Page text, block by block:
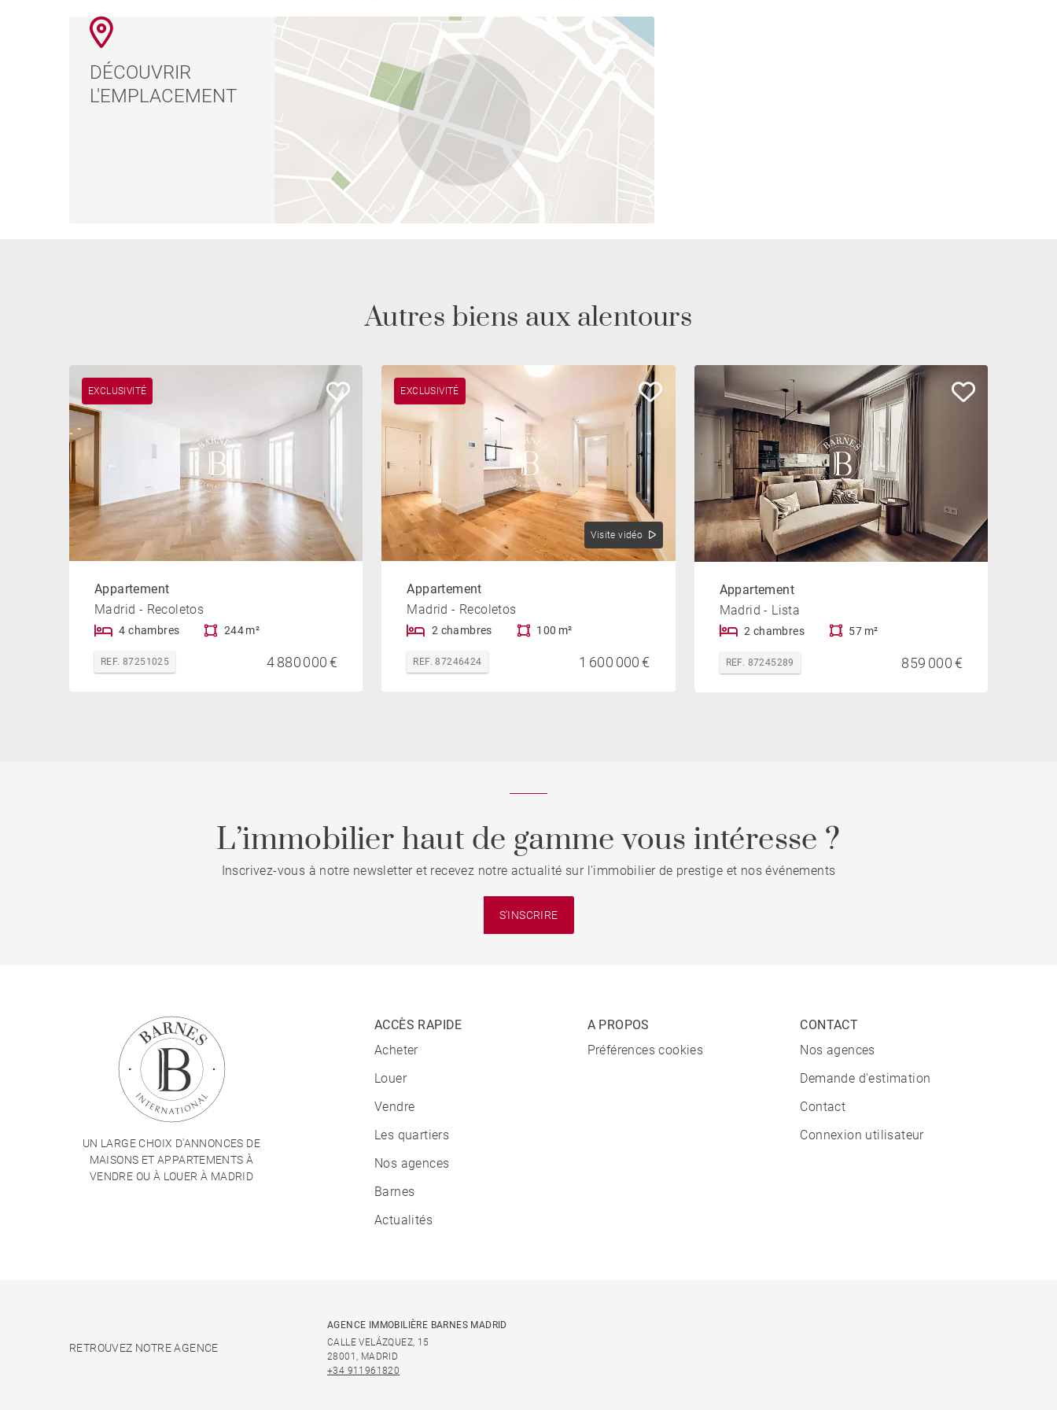
DÉCOUVRIR
L'EMPLACEMENT
Autres biens aux alentours
EXCLUSIVITÉ
Appartement
Madrid - Recoletos
4 chambres 244 m²
REF. 87251025 4 880 000 €
EXCLUSIVITÉ
Visite vidéo
Appartement
Madrid - Recoletos
2 chambres 100 m²
REF. 87246424 1 600 000 €
Appartement
Madrid - Lista
2 chambres 57 m²
REF. 87245289 859 000 €
L’immobilier haut de gamme vous intéresse ?
Inscrivez-vous à notre newsletter et recevez notre actualité sur l'immobilier de prestige et nos événements
S'INSCRIRE
UN LARGE CHOIX D'ANNONCES DE
MAISONS ET APPARTEMENTS À
VENDRE OU À LOUER À MADRID
ACCÈS RAPIDE
Acheter
Louer
Vendre
Les quartiers
Nos agences
Barnes
Actualités
A PROPOS
Préférences cookies
CONTACT
Nos agences
Demande d'estimation
Contact
Connexion utilisateur
RETROUVEZ NOTRE AGENCE
AGENCE IMMOBILIÈRE BARNES MADRID
CALLE VELÁZQUEZ, 15
28001, MADRID
+34 911961820